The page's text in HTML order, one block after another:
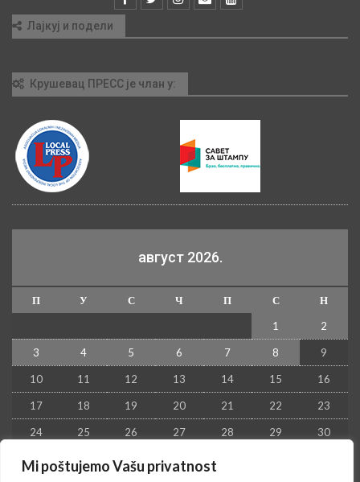
Mi poštujemo Vašu privatnost
Лајкуј и подели
Крушевац ПРЕСС је члан у:
август 2026.
П У С Ч П С
Н
1
2
3 4 5 6 7 8 9
10 11 12 13 14 15 16
17 18 19 20 21 22 23
24 25 26 27 28 29 30
31